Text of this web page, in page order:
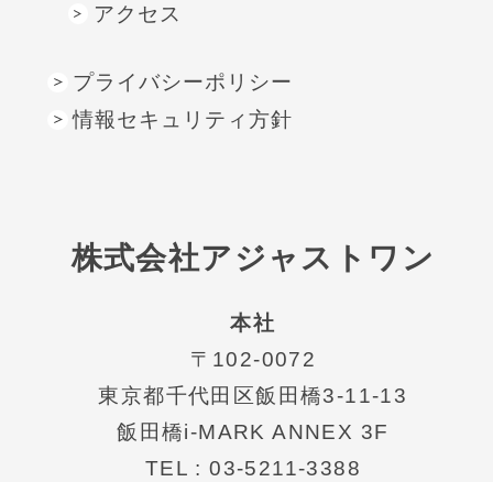
株式会社アジャストワン
本社
〒102-0072
東京都千代⽥区飯⽥橋3-11-13
飯田橋i-MARK ANNEX 3F
TEL : 03-5211-3388
アクセス
プライバシーポリシー
情報セキュリティ方針